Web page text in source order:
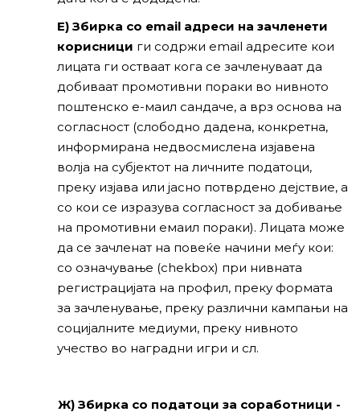
Е) Збирка со email адреси на зачленети
корисници ги содржи email адресите кои
лицата ги остваат кога се зачленуваат да
добиваат промотивни пораки во нивното
поштенско е-маил сандаче, а врз основа на
согласност (слободно дадена, конкретна,
информирана недвосмислена изјавена
волја на субјектот на личните податоци,
преку изјава или јасно потврдено дејствие, а
со кои се изразува согласност за добивање
на промотивни емаил пораки). Лицата може
да се зачленат на повеќе начини меѓу кои:
со означување (сhekbох) при нивнатa
регистрацијата на профил, преку формата
за зачленување, преку различни кампањи на
социјалните медиуми, преку нивното
учество во наградни игри и сл.
Ж) Збирка со податоци за соработници -